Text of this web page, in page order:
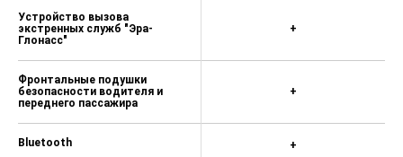
Устройство вызова
экстренных служб "Эра-
Глонасс"
Фронтальные подушки
безопасности водителя и
переднего пассажира
Bluetooth
+
+
+